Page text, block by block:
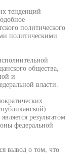
тенденций
политического
политическими
общества,
и
власти.
результатом
федеральной
вывод о том, что